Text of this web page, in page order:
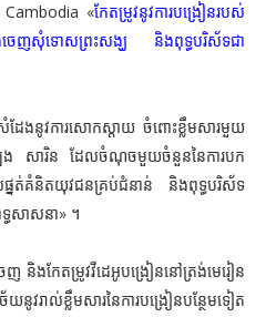
«កែតម្រូវនូវការបង្រៀនរបស់
េញសុំទោសព្រះសង្ឃ និងពុទ្ធបរិស័ទជា
នូវការសោកស្ដាយ ចំពោះខ្លឹមសារមួយ
ឡុង សារិន ដែលចំណុចមួយចំនួននៃការបក
ត់គំនិតយុវជនគ្រប់ជំនាន់ និងពុទ្ធបរិស័ទ
ធសាសនា» ។
និងកែតម្រូវវីដេអូបង្រៀននៅត្រង់មេរៀន
ាល់ខ្លឹមសារនៃការបង្រៀនបន្ថែមទៀត